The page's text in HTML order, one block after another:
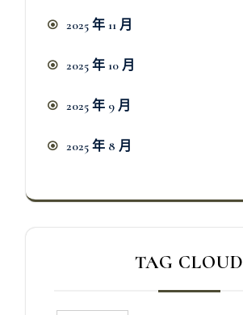
2025 年 11 月
2025 年 10 月
2025 年 9 月
2025 年 8 月
TAG CLOUD